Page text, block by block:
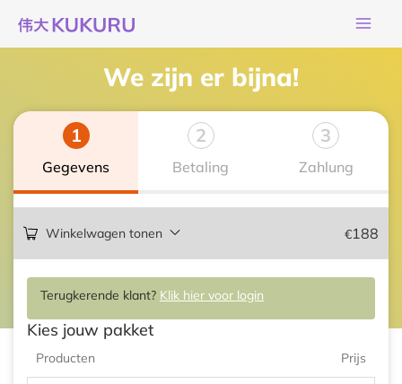
naar
We zijn er bijna!
1
Gegevens
2
Betaling
3
Zahlung
Winkelwagen tonen €188
Terugkerende klant? Klik hier voor login
Kies jouw pakket
Producten Prijs